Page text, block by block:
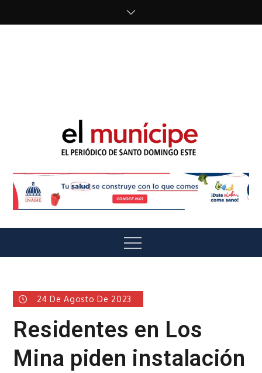
El Munícipe
Menu
24 De Agosto De 2023
Residentes en Los
Mina piden instalación